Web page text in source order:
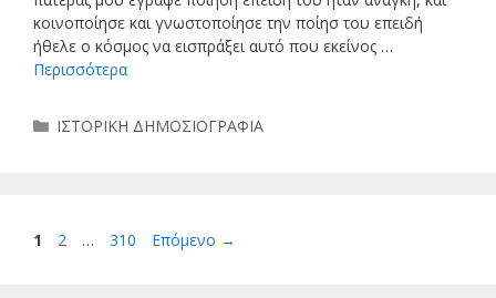
κοινοποίησε και γνωστοποίησε την ποίησ του επειδή
ήθελε ο κόσμος να εισπράξει αυτό που εκείνος …
Περισσότερα
Κατηγορίες
ΙΣΤΟΡΙΚΗ ΔΗΜΟΣΙΟΓΡΑΦΙΑ
Σελίδα
1 Σελίδα
2 … Σελίδα
310 Επόμενο →